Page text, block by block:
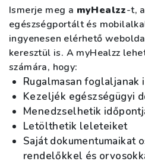
Ismerje meg a myHealzz-t,
egészségportált és
ingyenesen elérhető
keresztül is. A myHealzz
számára, hogy:
Rugalmasan foglaljanak
Kezeljék egészségügyi
Menedzselhetik
Letölthetik leleteiket
Saját dokumentumaikat
rendelőkkel és